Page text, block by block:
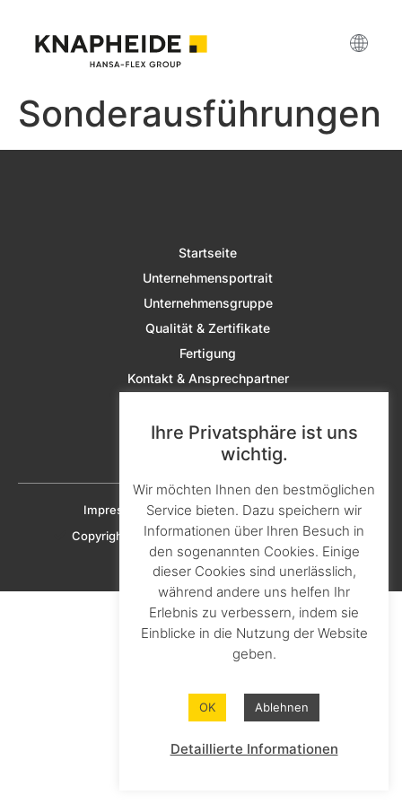
Sonderausführungen
Startseite
Unternehmensportrait
Unternehmensgruppe
Qualität & Zertifikate
Fertigung
Kontakt & Ansprechpartner
Karriere & Ausbildung
Downloads
Impressum DatenschutzCookie-Richtlinien
Copyright © 2023 KNAPHEIDE SOLUTIONS GmbH
Ihre Privatsphäre ist uns
wichtig.
Wir möchten Ihnen den bestmöglichen
Service bieten. Dazu speichern wir
Informationen über Ihren Besuch in
den sogenannten Cookies. Einige
dieser Cookies sind unerlässlich,
während andere uns helfen Ihr
Erlebnis zu verbessern, indem sie
Einblicke in die Nutzung der Website
geben.
OK Ablehnen
Detaillierte Informationen